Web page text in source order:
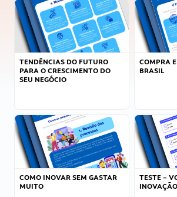
TENDÊNCIAS DO FUTURO
PARA O CRESCIMENTO DO
SEU NEGÓCIO
COMPRA
BRASIL
COMO INOVAR SEM GASTAR
MUITO
TESTE –